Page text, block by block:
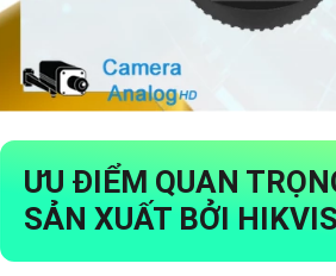
ƯU ĐIỂM QUAN
SẢN XUẤT BỞI